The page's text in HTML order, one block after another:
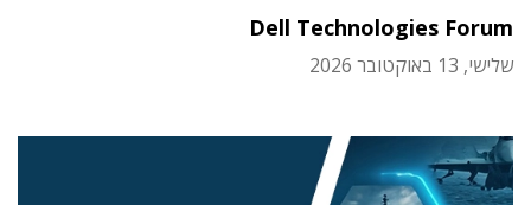
Dell Technologies Forum
שלישי, 13 באוקטובר 2026